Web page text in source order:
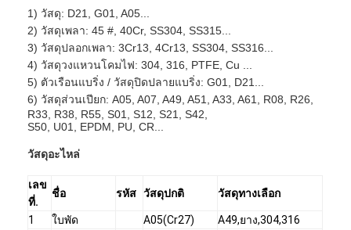
1) วัสดุ: D21, G01, A05...
2) วัสดุเพลา: 45 #, 40Cr, SS304, SS315...
3) วัสดุปลอกเพลา: 3Cr13, 4Cr13, SS304, SS316...
4) วัสดุวงแหวนโคมไฟ: 304, 316, PTFE, Cu ...
5) ตัวเรือนแบริ่ง / วัสดุปิดปลายแบริ่ง: G01, D21...
6) วัสดุส่วนเปียก: A05, A07, A49, A51, A33, A61, R08, R26,
R33, R38, R55, S01, S12, S21, S42,
S50, U01, EPDM, PU, ​​CR...
วัสดุอะไหล่
เลข
ที่.
ชื่อ รหัส วัสดุปกติ วัสดุทางเลือก
1 ใบพัด A05(Cr27)
A49,ยาง,304,316